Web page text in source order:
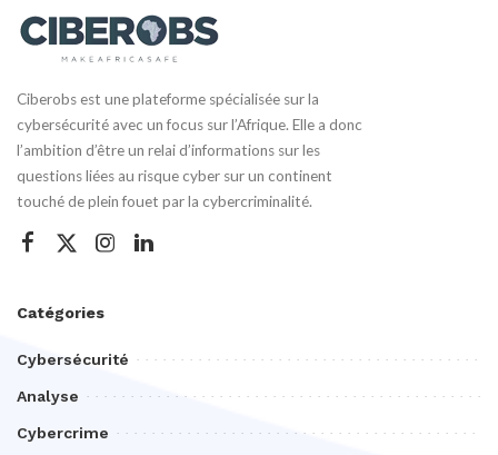
Ciberobs est une plateforme spécialisée sur la
cybersécurité avec un focus sur l’Afrique. Elle a donc
l’ambition d’être un relai d’informations sur les
questions liées au risque cyber sur un continent
touché de plein fouet par la cybercriminalité.
Catégories
Cybersécurité
Analyse
Cybercrime